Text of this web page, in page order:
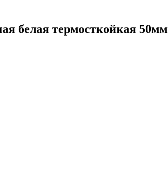
белая термосткойкая 50мм